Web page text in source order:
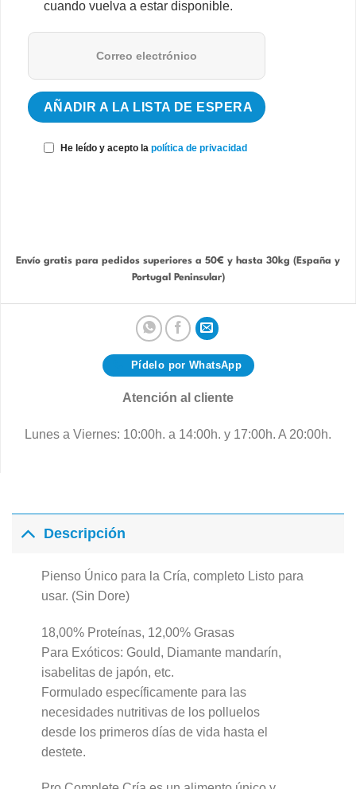
cuando vuelva a estar disponible.
He leído y acepto la política de privacidad
Envío gratis para pedidos superiores a 50€ y hasta 30kg (España y
Portugal Peninsular)
Pídelo por WhatsApp
Atención al cliente
Lunes a Viernes: 10:00h. a 14:00h. y 17:00h. A 20:00h.
Descripción
Pienso Único para la Cría, completo Listo para
usar. (Sin Dore)
18,00% Proteínas, 12,00% Grasas
Para Exóticos: Gould, Diamante mandarín,
isabelitas de japón, etc.
Formulado específicamente para las
necesidades nutritivas de los polluelos
desde los primeros días de vida hasta el
destete.